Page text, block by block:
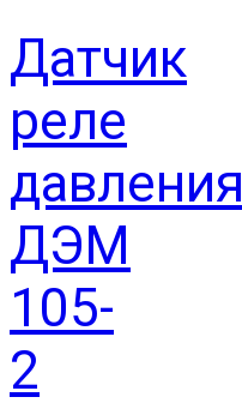
Датчик
реле
давления
ДЭМ
105-
2